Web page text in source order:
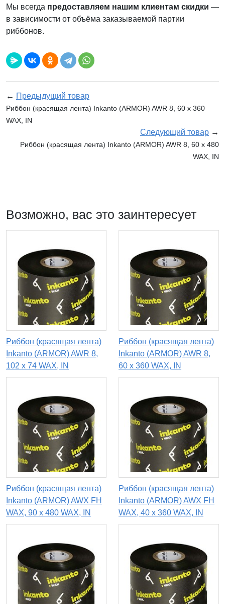
Мы всегда предоставляем нашим клиентам скидки —
в зависимости от объёма заказываемой партии
риббонов.
← Предыдущий товар
Риббон (красящая лента) Inkanto (ARMOR) AWR 8, 60 х 360
WAX, IN
Следующий товар →
Риббон (красящая лента) Inkanto (ARMOR) AWR 8, 60 х 480
WAX, IN
Возможно, вас это заинтересует
Риббон (красящая лента)
Inkanto (ARMOR) AWR 8,
102 х 74 WAX, IN
Риббон (красящая лента)
Inkanto (ARMOR) AWR 8,
60 х 360 WAX, IN
Риббон (красящая лента)
Inkanto (ARMOR) AWX FH
WAX, 90 x 480 WAX, IN
Риббон (красящая лента)
Inkanto (ARMOR) AWX FH
WAX, 40 х 360 WAX, IN